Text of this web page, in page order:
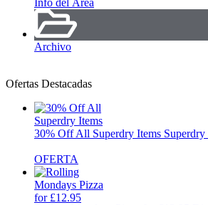
Archivo
Ofertas Destacadas
30% Off All Superdry Items
OFERTA